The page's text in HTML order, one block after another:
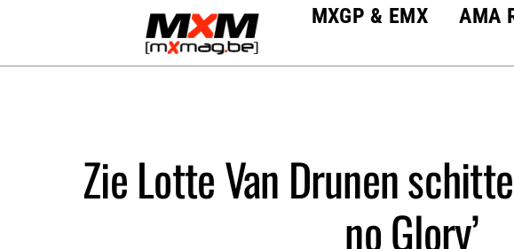
MXGP & EMX AMA
Zie Lotte Van Drunen
no Glory’